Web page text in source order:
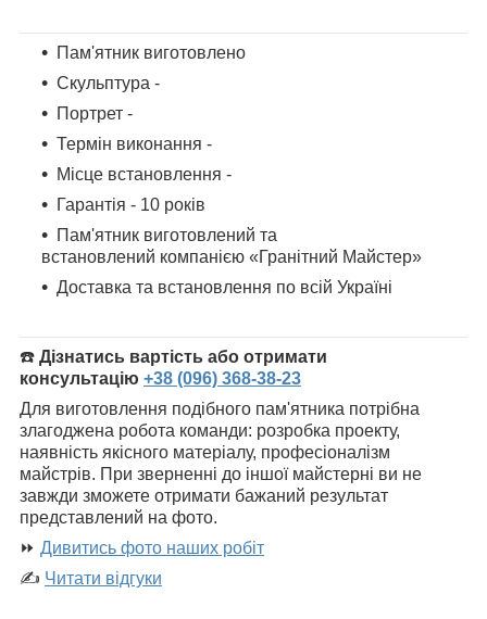
Пам'ятник виготовлено
Скульптура -
Портрет -
Термін виконання -
Місце встановлення -
Гарантія - 10 років
Пам'ятник виготовлений та
встановлений компанією «Гранітний Майстер»
Доставка та встановлення по всій Україні
☎️ Дізнатись вартість або отримати
консультацію +38 (096) 368-38-23
Для виготовлення подібного пам'ятника потрібна
злагоджена робота команди: розробка проекту,
наявність якісного матеріалу, професіоналізм
майстрів. При зверненні до іншої майстерні ви не
завжди зможете отримати бажаний результат
представлений на фото.
⏩ Дивитись фото наших робіт
✍ Читати відгуки